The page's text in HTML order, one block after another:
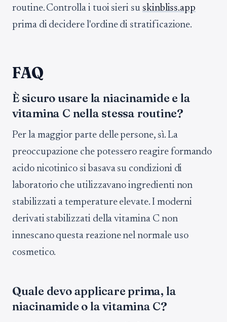
routine. Controlla i tuoi sieri su skinbliss.app
prima di decidere l'ordine di stratificazione.
FAQ
È sicuro usare la niacinamide e la
vitamina C nella stessa routine?
Per la maggior parte delle persone, sì. La
preoccupazione che potessero reagire formando
acido nicotinico si basava su condizioni di
laboratorio che utilizzavano ingredienti non
stabilizzati a temperature elevate. I moderni
derivati stabilizzati della vitamina C non
innescano questa reazione nel normale uso
cosmetico.
Quale devo applicare prima, la
niacinamide o la vitamina C?